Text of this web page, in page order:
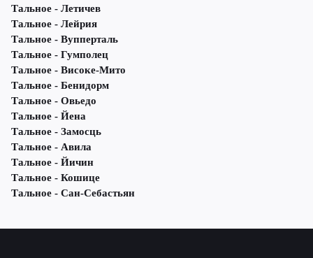
Тальное - Летичeв
Тальное - Лейрия
Тальное - Вупперталь
Тальное - Гумполец
Тальное - Високе-Мито
Тальное - Бенидорм
Тальное - Овьедо
Тальное - Йена
Тальное - Замосць
Тальное - Авила
Тальное - Йичин
Тальное - Кошице
Тальное - Сан-Себастьян